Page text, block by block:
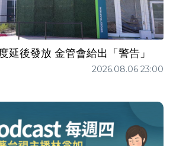
延後發放 金管會給出「警告」
2026.08.06 23:00